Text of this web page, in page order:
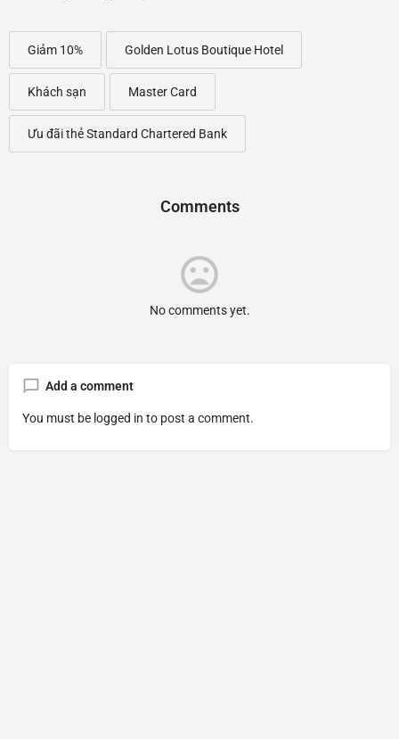
Giảm 10% Golden Lotus Boutique Hotel
Khách sạn Master Card
Ưu đãi thẻ Standard Chartered Bank
Comments
No comments yet.
Add a comment
You must be logged in to post a comment.